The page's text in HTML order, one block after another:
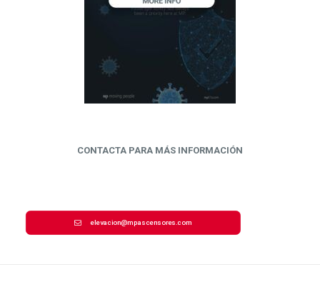
CONTACTA PARA MÁS INFORMACIÓN
elevacion@mpascensores.com